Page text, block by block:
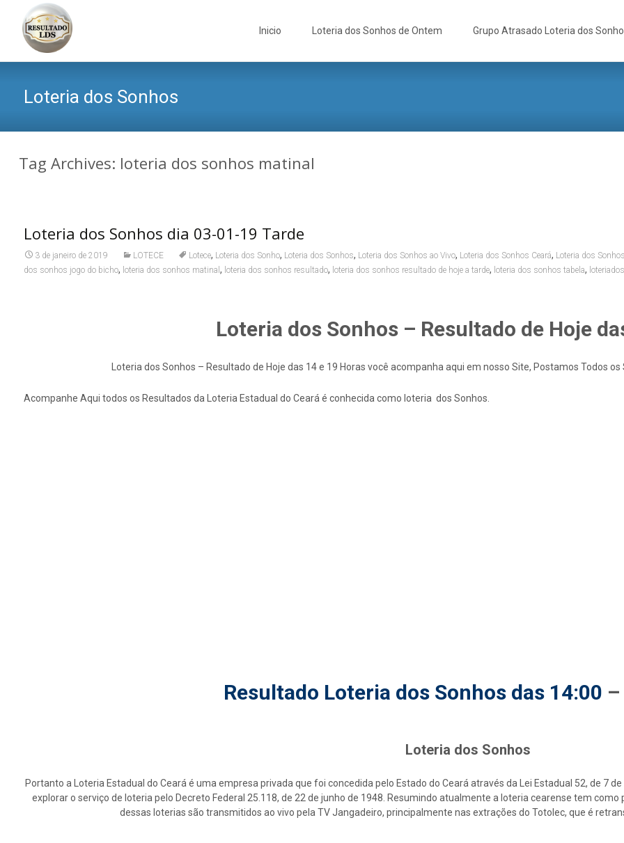
Inicio Loteria dos Sonhos de Ontem Grupo Atrasado Loteria dos
Loteria dos Sonhos
Tag Archives: loteria dos sonhos matinal
Loteria dos Sonhos dia 03-01-19 Tarde
3 de janeiro de 2019 LOTECE Lotece, Loteria dos Sonho, Loteria dos Sonhos, Loteria dos Sonhos ao Vivo, Loteria dos Sonhos Ceará, Loteria dos
dos sonhos jogo do bicho, loteria dos sonhos matinal , loteria dos sonhos resultado, loteria dos sonhos resultado de hoje a tarde, loteria dos sonhos tabela,
Loteria dos Sonhos – Resultado de Hoje
Loteria dos Sonhos – Resultado de Hoje das 14 e 19 Horas você acompanha aqui em nosso Site, Postamos Todos
Acompanhe Aqui todos os Resultados da Loteria Estadual do Ceará é conhecida como loteria dos Sonhos.
Resultado Loteria dos Sonhos das 14:00 –
Loteria dos Sonhos
Portanto a Loteria Estadual do Ceará é uma empresa privada que foi concedida pelo Estado do Ceará através da Lei Estadual 52, de 7
explorar o serviço de loteria pelo Decreto Federal 25.118, de 22 de junho de 1948. Resumindo atualmente a loteria cearense tem
dessas loterias são transmitidos ao vivo pela TV Jangadeiro, principalmente nas extrações do Totolec, que é